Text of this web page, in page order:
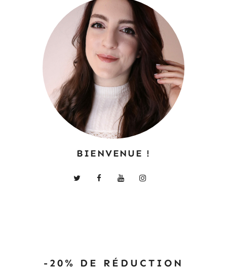
BIENVENUE !
-20% DE RÉDUCTION